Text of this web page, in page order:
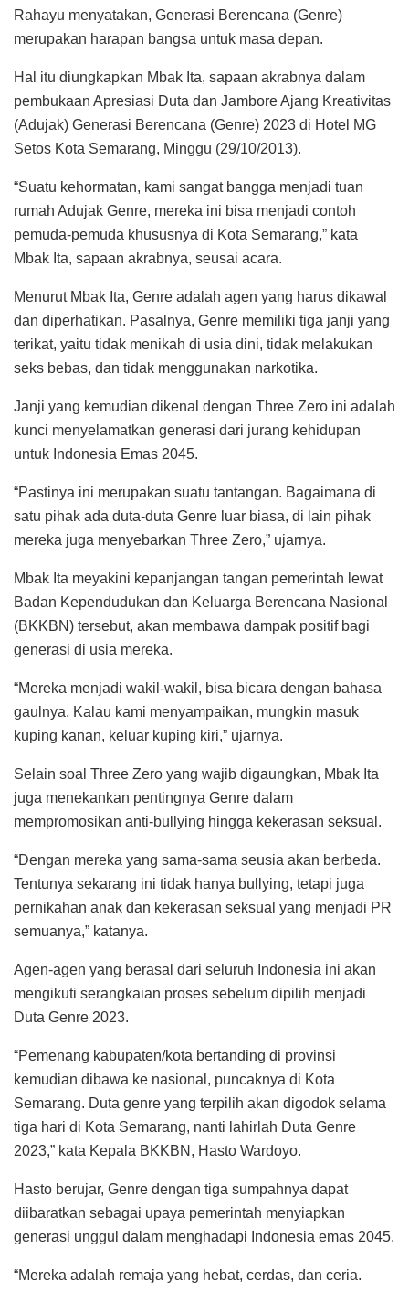
Rahayu menyatakan, Generasi Berencana (Genre)
merupakan harapan bangsa untuk masa depan.
Hal itu diungkapkan Mbak Ita, sapaan akrabnya dalam
pembukaan Apresiasi Duta dan Jambore Ajang Kreativitas
(Adujak) Generasi Berencana (Genre) 2023 di Hotel MG
Setos Kota Semarang, Minggu (29/10/2013).
“Suatu kehormatan, kami sangat bangga menjadi tuan
rumah Adujak Genre, mereka ini bisa menjadi contoh
pemuda-pemuda khususnya di Kota Semarang,” kata
Mbak Ita, sapaan akrabnya, seusai acara.
Menurut Mbak Ita, Genre adalah agen yang harus dikawal
dan diperhatikan. Pasalnya, Genre memiliki tiga janji yang
terikat, yaitu tidak menikah di usia dini, tidak melakukan
seks bebas, dan tidak menggunakan narkotika.
Janji yang kemudian dikenal dengan Three Zero ini adalah
kunci menyelamatkan generasi dari jurang kehidupan
untuk Indonesia Emas 2045.
“Pastinya ini merupakan suatu tantangan. Bagaimana di
satu pihak ada duta-duta Genre luar biasa, di lain pihak
mereka juga menyebarkan Three Zero,” ujarnya.
Mbak Ita meyakini kepanjangan tangan pemerintah lewat
Badan Kependudukan dan Keluarga Berencana Nasional
(BKKBN) tersebut, akan membawa dampak positif bagi
generasi di usia mereka.
“Mereka menjadi wakil-wakil, bisa bicara dengan bahasa
gaulnya. Kalau kami menyampaikan, mungkin masuk
kuping kanan, keluar kuping kiri,” ujarnya.
Selain soal Three Zero yang wajib digaungkan, Mbak Ita
juga menekankan pentingnya Genre dalam
mempromosikan anti-bullying hingga kekerasan seksual.
“Dengan mereka yang sama-sama seusia akan berbeda.
Tentunya sekarang ini tidak hanya bullying, tetapi juga
pernikahan anak dan kekerasan seksual yang menjadi PR
semuanya,” katanya.
Agen-agen yang berasal dari seluruh Indonesia ini akan
mengikuti serangkaian proses sebelum dipilih menjadi
Duta Genre 2023.
“Pemenang kabupaten/kota bertanding di provinsi
kemudian dibawa ke nasional, puncaknya di Kota
Semarang. Duta genre yang terpilih akan digodok selama
tiga hari di Kota Semarang, nanti lahirlah Duta Genre
2023,” kata Kepala BKKBN, Hasto Wardoyo.
Hasto berujar, Genre dengan tiga sumpahnya dapat
diibaratkan sebagai upaya pemerintah menyiapkan
generasi unggul dalam menghadapi Indonesia emas 2045.
“Mereka adalah remaja yang hebat, cerdas, dan ceria.